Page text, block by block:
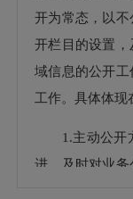
开为常态，以
开栏目的设置
域信息的公开
工作。具体体现
1.主动公开方
进，及时对业务